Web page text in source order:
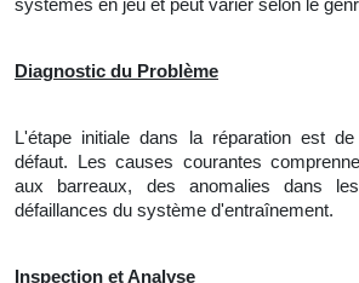
systèmes en jeu et peut varier selon le
Diagnostic du Problème
L'étape initiale dans la réparation est
défaut. Les causes courantes
aux barreaux, des anomalies dans
défaillances du système d'entraînement.
Inspection et Analyse